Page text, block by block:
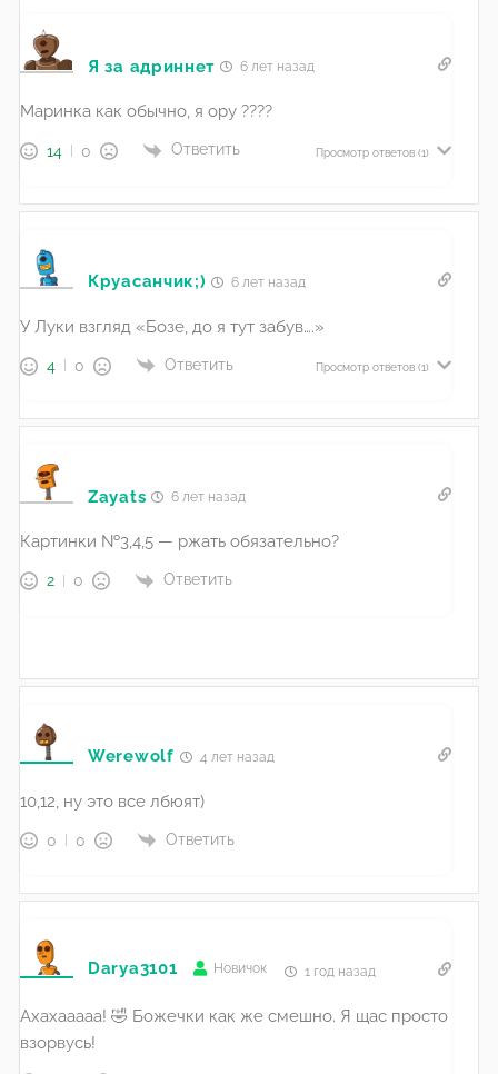
Я за адриннет 6 лет назад
Маринка как обычно, я ору ????
14 0 Ответить Просмотр ответов (1)
Круасанчик;) 6 лет назад
У Луки взгляд «Бозе, до я тут забув….»
4 0 Ответить Просмотр ответов (1)
Zayats 6 лет назад
Картинки №3,4,5 — ржать обязательно?
2 0 Ответить
Werewolf 4 лет назад
10,12, ну это все лбюят)
0 0 Ответить
Darya3101 Новичок 1 год назад
Ахахааааа! 🤣 Божечки как же смешно. Я щас просто
взорвусь!